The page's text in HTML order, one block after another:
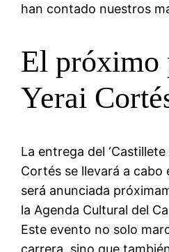
han contado nuestros
El próximo
Yerai
La entrega del ‘Castillete
Cortés se llevará a cabo
será anunciada
la Agenda Cultural del
Este evento no solo
carrera, sino que